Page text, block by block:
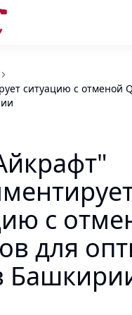
ситуацию с отменой
с
для